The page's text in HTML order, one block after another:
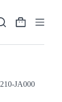
Shopping
JA000